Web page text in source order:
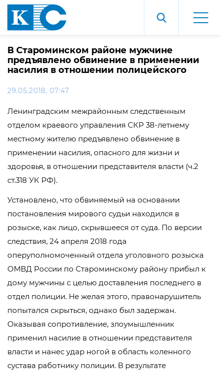
В Староминском районе мужчине
предъявлено обвинение в применении
насилия в отношении полицейского
29.05.2018, 07:47
Ленинградским межрайонным следственным
отделом краевого управления СКР 38-летнему
местному жителю предъявлено обвинение в
применении насилия, опасного для жизни и
здоровья, в отношении представителя власти (ч.2
ст.318 УК РФ).
Установлено, что обвиняемый на основании
постановления мирового судьи находился в
розыске, как лицо, скрывшееся от суда. По версии
следствия, 24 апреля 2018 года
оперуполномоченный отдела уголовного розыска
ОМВД России по Староминскому району прибыл к
дому мужчины с целью доставления последнего в
отдел полиции. Не желая этого, правонарушитель
попытался скрыться, однако был задержан.
Оказывая сопротивление, злоумышленник
применил насилие в отношении представителя
власти и нанес удар ногой в область коленного
сустава работнику полиции. В результате